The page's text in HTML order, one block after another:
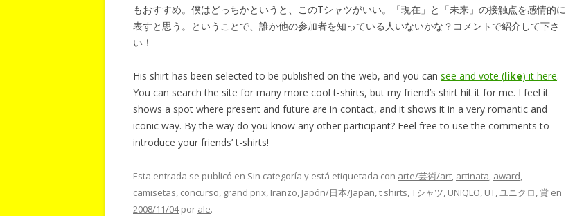
もおすすめ。僕はどっちかというと、このTシャツがいい。「現在」と「未来」の接触点を感情的に
表すと思う。ということで、誰か他の参加者を知っている人いないかな？コメントで紹介して下さ
い！
His shirt has been selected to be published on the web, and you can see and vote (like) it here.
You can search the site for many more cool t-shirts, but my friend’s shirt hit it for me. I feel it
shows a spot where present and future are in contact, and it shows it in a very romantic and
iconic way. By the way do you know any other participant? Feel free to use the comments to
introduce your friends’ t-shirts!
Esta entrada se publicó en Sin categoría y está etiquetada con arte/芸術/art, artinata, award,
camisetas, concurso, grand prix, Iranzo, Japón/日本/Japan,t shirts,Tシャツ, UNIQLO, UT,ユニクロ,賞 en
2008/11/04por ale.